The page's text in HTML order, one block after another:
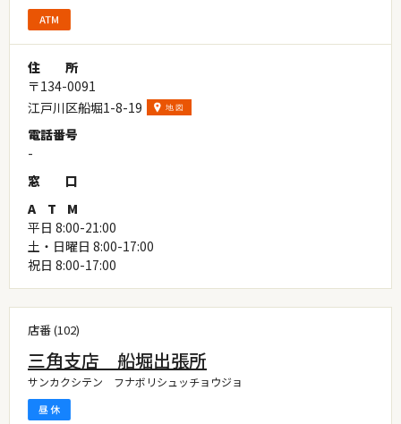
住
所
〒134-0091
江戸川区船堀1-8-19
電話番号
-
窓
口
A
T
M
平日 8:00-21:00
土・日曜日 8:00-17:00
祝日 8:00-17:00
店番 (102)
三角支店 船堀出張所
サンカクシテン フナボリシュッチョウジョ